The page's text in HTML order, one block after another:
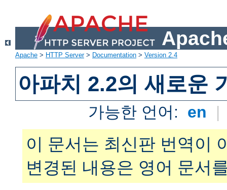
Apache > HTTP Server> Documentation > Version 2.4
아파치 2.2의 새로운
가능한 언어: en |
이 문서는 최신판 번역이
변경된 내용은 영어 문서